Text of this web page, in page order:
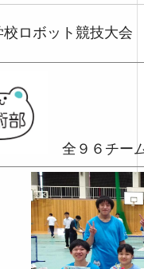
ロボット競技大会
全９６チー